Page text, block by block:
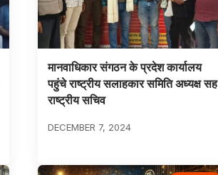
मानवाधिकार संगठन के प्रदेश कार्यालय
पहुंचे राष्ट्रीय सलाहकार समिति अध्यक्ष सह
राष्ट्रीय सचिव
DECEMBER 7, 2024